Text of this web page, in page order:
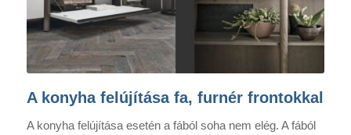
A konyha felújítása fa, furnér frontokkal
A konyha felújítása esetén a fából soha nem elég. A fából